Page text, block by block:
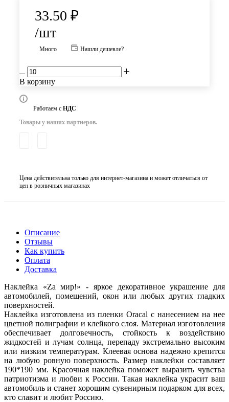
33.50 ₽
/шт
Много Нашли дешевле?
В корзину
Работаем с НДС
Товары у наших партнеров.
Цена действительна только для интернет-магазина и может отличаться от
цен в розничных магазинах
Описание
Отзывы
Как купить
Оплата
Доставка
Наклейка «Zа мир!» - яркое декоративное украшение для
автомобилей, помещений, окон или любых других гладких
поверхностей.
Наклейка изготовлена из пленки Oracal с нанесением на нее
цветной полиграфии и клейкого слоя. Материал изготовления
обеспечивает долговечность, стойкость к воздействию
жидкостей и лучам солнца, перепаду экстремально высоким
или низким температурам. Клеевая основа надежно крепится
на любую ровную поверхность. Размер наклейки составляет
190*190 мм. Красочная наклейка поможет выразить чувства
патриотизма и любви к России. Такая наклейка украсит ваш
автомобиль и станет хорошим сувенирным подарком для всех,
кто славит и любит Россию.